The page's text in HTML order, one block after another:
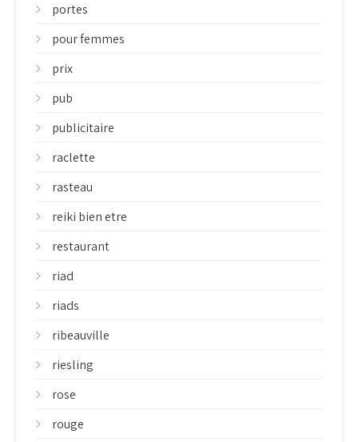
portes
pour femmes
prix
pub
publicitaire
raclette
rasteau
reiki bien etre
restaurant
riad
riads
ribeauville
riesling
rose
rouge